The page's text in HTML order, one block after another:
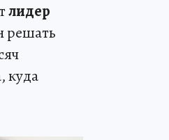
лидер
решать
куда